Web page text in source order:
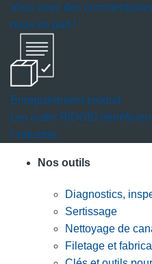
Vous avez des
nous en part !
Enregistrement produit
Les outils RIDGID
l'industrie.
Nos outils
Diagnostics,
Sertissage
Nettoyage de
Filetage et